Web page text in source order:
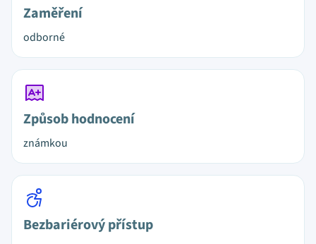
Zaměření
odborné
Způsob hodnocení
známkou
Bezbariérový přístup